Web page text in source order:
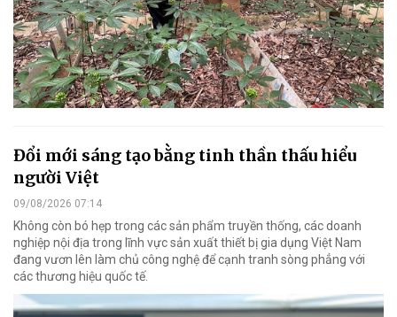
Đổi mới sáng tạo bằng tinh thần thấu hiểu
người Việt
09/08/2026 07:14
Không còn bó hẹp trong các sản phẩm truyền thống, các doanh
nghiệp nội địa trong lĩnh vực sản xuất thiết bị gia dụng Việt Nam
đang vươn lên làm chủ công nghệ để cạnh tranh sòng phẳng với
các thương hiệu quốc tế.